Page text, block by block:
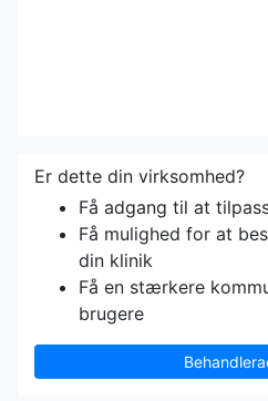
Er dette din virksomhed?
Få adgang til at
Få mulighed for at
din klinik
Få en stærkere
brugere